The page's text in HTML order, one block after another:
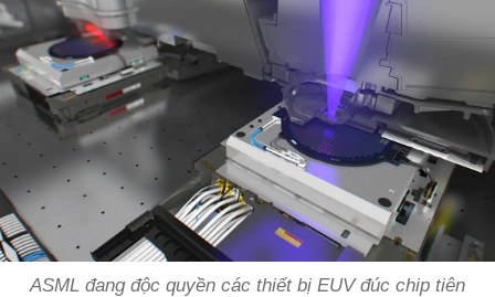
ASML đang độc quyền các thiết bị EUV đúc chip tiên